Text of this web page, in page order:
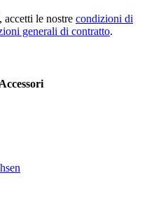
le nostre condizioni di
generali di contratto.